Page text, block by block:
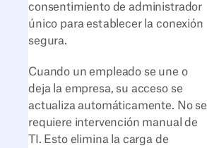
consentimiento de administrador
único para establecer la conexión
segura.
Cuando un empleado se une o
deja la empresa, su acceso se
actualiza automáticamente. No se
requiere intervención manual de
TI. Esto elimina la carga de